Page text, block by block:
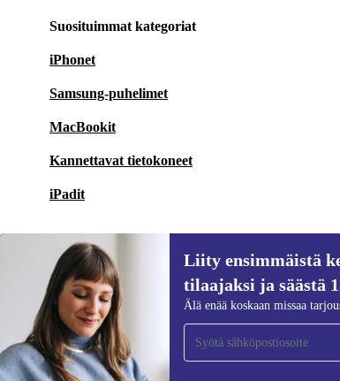
Suosituimmat kategoriat
iPhonet
Samsung-puhelimet
MacBookit
Kannettavat tietokoneet
iPadit
Liity ensimmäistä
tilaajaksi ja säästä
Älä enää koskaan missaa
Liity ensimmäistä kertaa
tilaajaksi ja säästä 15 €!
Älä missaa enää yhtäkään tarjousta.